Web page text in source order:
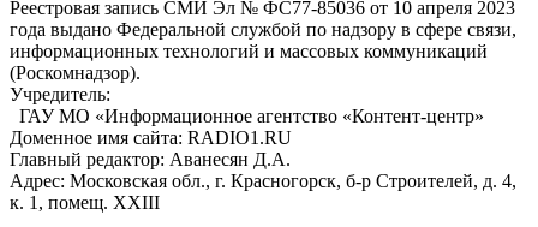
Реестровая запись СМИ Эл № ФС77-85036 от 10 апреля 2023
года выдано Федеральной службой по надзору в сфере связи,
информационных технологий и массовых коммуникаций
(Роскомнадзор).
Учредитель:
ГАУ МО «Информационное агентство «Контент-центр»
Доменное имя сайта: RADIO1.RU
Главный редактор: Аванесян Д.А.
Адрес: Московская обл., г. Красногорск, б-р Строителей, д. 4,
к. 1, помещ. XXIII